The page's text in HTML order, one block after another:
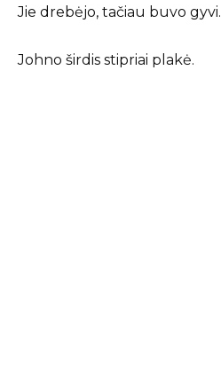
Jie drebėjo, tačiau buvo gyvi.
Johno širdis stipriai plakė.